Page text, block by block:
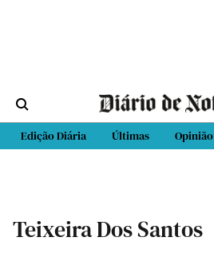
Edição Diária Últimas Opinião
Teixeira Dos Santos